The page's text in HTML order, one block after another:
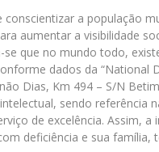
a população
aumentar a visibilidade
se que no mundo todo,
dados da “National
Dias, Km 494 – S/N
sendo referência
de excelência. Assim,
deficiência e sua família,